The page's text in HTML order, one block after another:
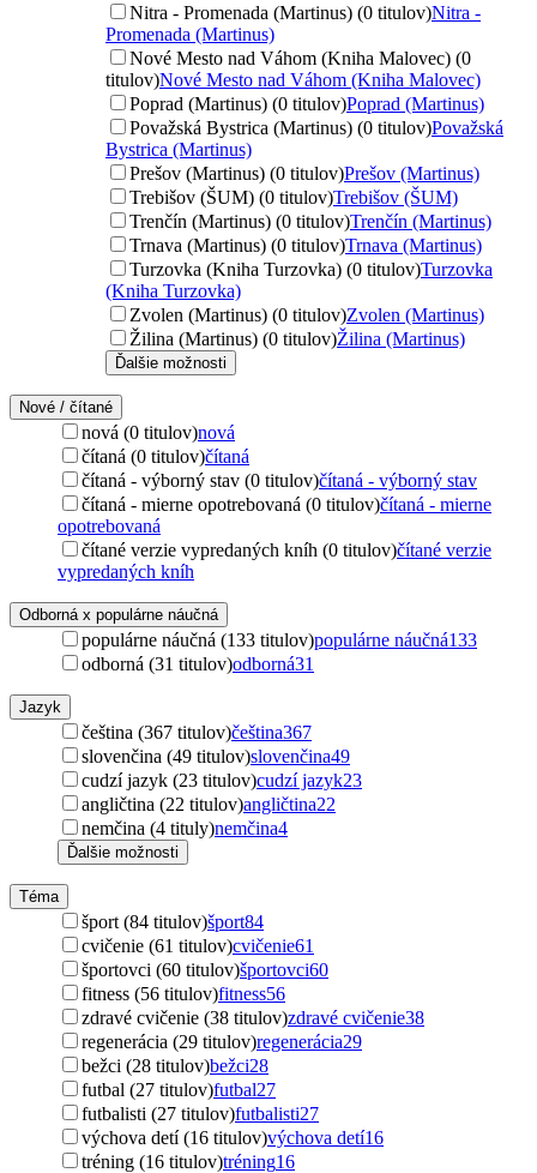
Nitra - Promenada (Martinus) (0 titulov)Nitra -
Promenada (Martinus)
Nové Mesto nad Váhom (Kniha Malovec) (0
titulov)Nové Mesto nad Váhom (Kniha Malovec)
Poprad (Martinus) (0 titulov)Poprad (Martinus)
Považská Bystrica (Martinus) (0 titulov)Považská
Bystrica (Martinus)
Prešov (Martinus) (0 titulov)Prešov (Martinus)
Trebišov (ŠUM) (0 titulov)Trebišov (ŠUM)
Trenčín (Martinus) (0 titulov)Trenčín (Martinus)
Trnava (Martinus) (0 titulov)Trnava (Martinus)
Turzovka (Kniha Turzovka) (0 titulov)Turzovka
(Kniha Turzovka)
Zvolen (Martinus) (0 titulov)Zvolen (Martinus)
Žilina (Martinus) (0 titulov)Žilina (Martinus)
Ďalšie možnosti
Nové / čítané
nová (0 titulov)nová
čítaná (0 titulov)čítaná
čítaná - výborný stav (0 titulov)čítaná - výborný stav
čítaná - mierne opotrebovaná (0 titulov)čítaná - mierne
opotrebovaná
čítané verzie vypredaných kníh (0 titulov)čítané verzie
vypredaných kníh
Odborná x populárne náučná
populárne náučná (133 titulov)populárne náučná133
odborná (31 titulov)odborná31
Jazyk
čeština (367 titulov)čeština367
slovenčina (49 titulov)slovenčina49
cudzí jazyk (23 titulov)cudzí jazyk23
angličtina (22 titulov)angličtina22
nemčina (4 tituly)nemčina4
Ďalšie možnosti
Téma
šport (84 titulov)šport84
cvičenie (61 titulov)cvičenie61
športovci (60 titulov)športovci60
fitness (56 titulov)fitness56
zdravé cvičenie (38 titulov)zdravé cvičenie38
regenerácia (29 titulov)regenerácia29
bežci (28 titulov)bežci28
futbal (27 titulov)futbal27
futbalisti (27 titulov)futbalisti27
výchova detí (16 titulov)výchova detí16
tréning (16 titulov)tréning16